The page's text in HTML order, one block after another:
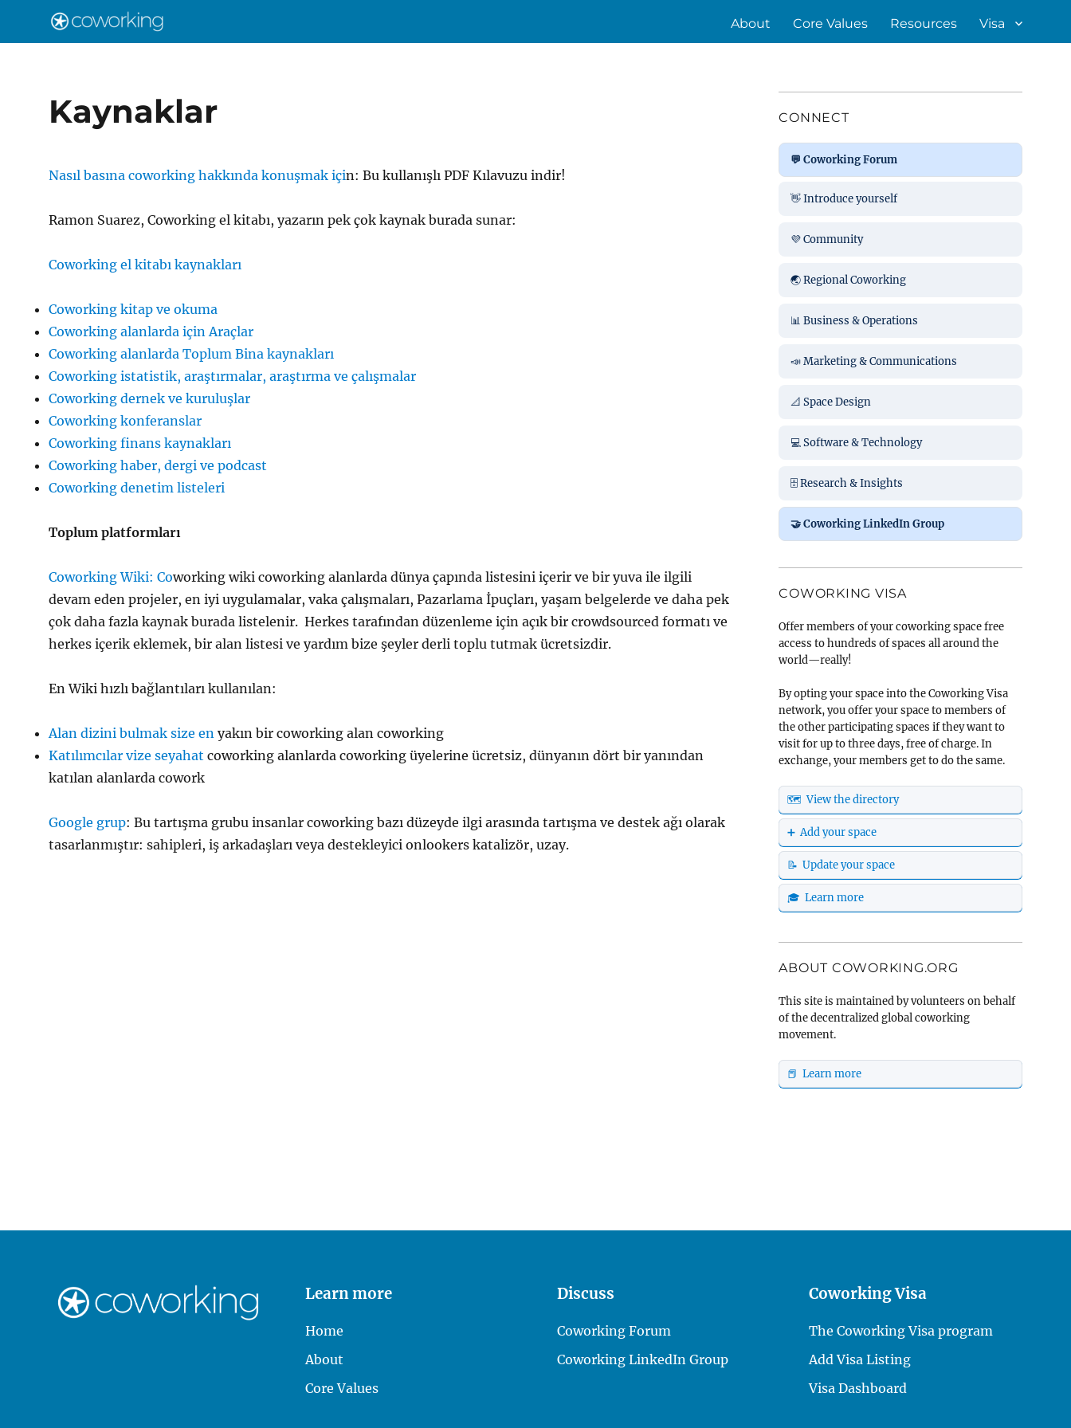
About Core Values Resources Visa
Kaynaklar
Nasıl basına coworking hakkında konuşmak için: Bu kullanışlı PDF Kılavuzu indir!
Ramon Suarez, Coworking el kitabı, yazarın pek çok kaynak burada sunar:
Coworking el kitabı kaynakları
Coworking kitap ve okuma
Coworking alanlarda için Araçlar
Coworking alanlarda Toplum Bina kaynakları
Coworking istatistik, araştırmalar, araştırma ve çalışmalar
Coworking dernek ve kuruluşlar
Coworking konferanslar
Coworking finans kaynakları
Coworking haber, dergi ve podcast
Coworking denetim listeleri
Toplum platformları
Coworking Wiki: Coworking wiki coworking alanlarda dünya çapında listesini içerir ve bir yuva ile ilgili
devam eden projeler, en iyi uygulamalar, vaka çalışmaları, Pazarlama İpuçları, yaşam belgelerde ve daha pek
çok daha fazla kaynak burada listelenir. Herkes tarafından düzenleme için açık bir crowdsourced formatı ve
herkes içerik eklemek, bir alan listesi ve yardım bize şeyler derli toplu tutmak ücretsizdir.
En Wiki hızlı bağlantıları kullanılan:
Alan dizini bulmak size en yakın bir coworking alan coworking
Katılımcılar vize seyahatcoworking alanlarda coworking üyelerine ücretsiz, dünyanın dört bir yanından
katılan alanlarda cowork
Google grup: Bu tartışma grubu insanlar coworking bazı düzeyde ilgi arasında tartışma ve destek ağı olarak
tasarlanmıştır: sahipleri, iş arkadaşları veya destekleyici onlookers katalizör, uzay.
CONNECT
💬 Coworking Forum
👋 Introduce yourself
💜 Community
🌏 Regional Coworking
📊 Business & Operations
📣 Marketing & Communications
📐 Space Design
💻 Software & Technology
🗄️ Research & Insights
🤝 Coworking LinkedIn Group
COWORKING VISA
Offer members of your coworking space free
access to hundreds of spaces all around the
world—really!
By opting your space into the Coworking Visa
network, you offer your space to members of
the other participating spaces if they want to
visit for up to three days, free of charge. In
exchange, your members get to do the same.
🗺️ View the directory
➕ Add your space
📝 Update your space
🎓 Learn more
ABOUT COWORKING.ORG
This site is maintained by volunteers on behalf
of the decentralized global coworking
movement.
📕 Learn more
Learn more
Home
About
Core Values
Discuss
Coworking Forum
Coworking LinkedIn Group
Coworking Visa
The Coworking Visa program
Add Visa Listing
Visa Dashboard